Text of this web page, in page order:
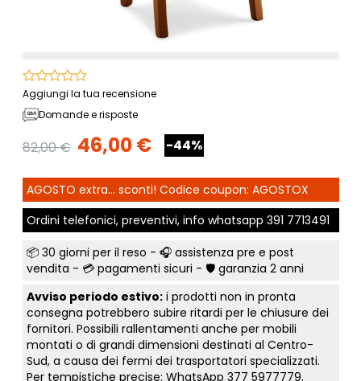
Aggiungi la tua recensione
Domande e risposte
82,00 € 46,00 € -44%
AGOSTO extra... sconti! Codice coupon: AGOSTOX
Ordini telefonici, preventivi, info whatsapp 391 7713491
📦 30 giorni per il reso - 🎧 assistenza pre e post
vendita - 💳 pagamenti sicuri - 🛡️ garanzia 2 anni
Avviso periodo estivo:i prodotti non in pronta
consegna potrebbero subire ritardi per le chiusure dei
fornitori. Possibili rallentamenti anche per mobili
montati o di grandi dimensioni destinati al Centro-
Sud, a causa dei fermi dei trasportatori specializzati.
Per tempistiche precise: WhatsApp 377 5977779.